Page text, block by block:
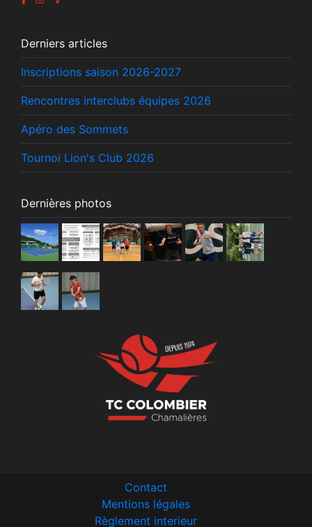
Derniers articles
Inscriptions saison 2026-2027
Rencontres interclubs équipes 2026
Apéro des Sommets
Tournoi Lion's Club 2026
Dernières photos
Contact
Mentions légales
Règlement interieur